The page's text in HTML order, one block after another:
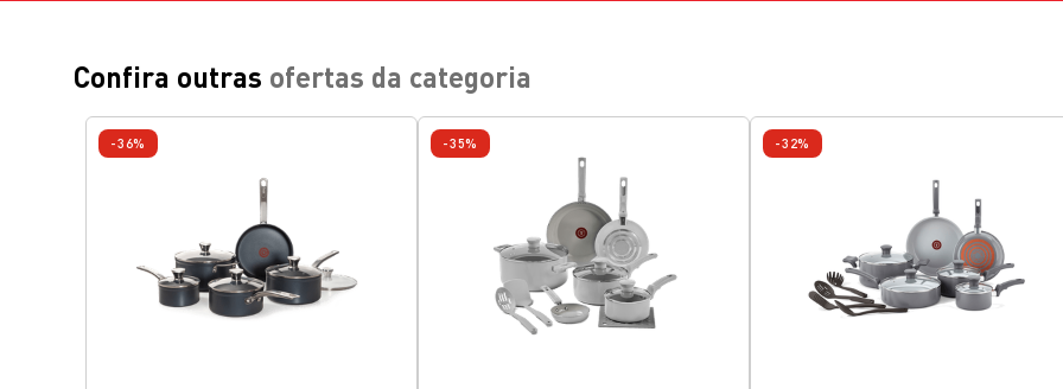
Confira outras ofertas da categoria
-36% -35% -32%